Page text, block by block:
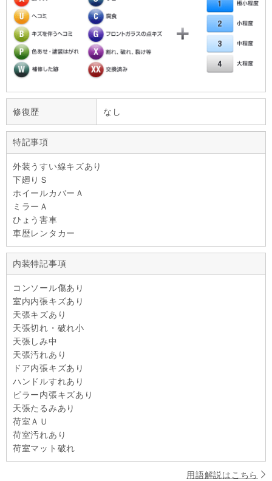
修復歴 なし
特記事項
外装うすい線キズあり
下廻りＳ
ホイールカバーＡ
ミラーＡ
ひょう害車
車歴レンタカー
内装特記事項
コンソール傷あり
室内内張キズあり
天張キズあり
天張切れ・破れ小
天張しみ中
天張汚れあり
ドア内張キズあり
ハンドルすれあり
ピラー内張キズあり
天張たるみあり
荷室ＡＵ
荷室汚れあり
荷室マット破れ
用語解説はこちら